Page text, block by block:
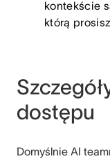
kontekście
którą
dostępu
Domyślnie AI